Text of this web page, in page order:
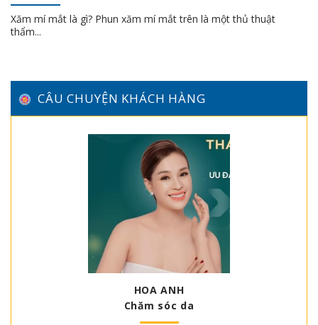
Xăm mí mắt là gì? Phun xăm mí mắt trên là một thủ thuật
thẩm...
CÂU CHUYỆN KHÁCH HÀNG
HOA ANH
Chăm sóc da